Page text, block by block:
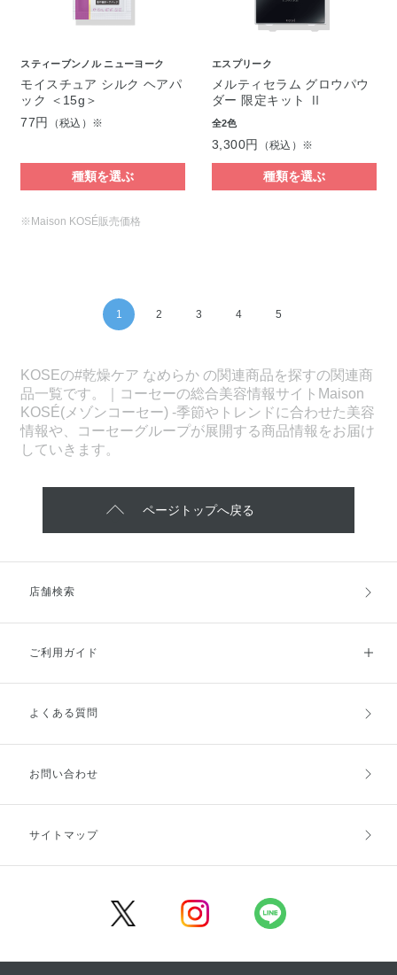
スティーブンノル ニューヨーク
モイスチュア シルク ヘアパ
ック ＜15g＞
77円
（税込）※
種類を選ぶ
エスプリーク
メルティセラム グロウパウ
ダー 限定キット Ⅱ
全2色
3,300円 （税込）※
種類を選ぶ
※Maison KOSÉ販売価格
1 2 3 4 5
KOSEの#乾燥ケア なめらか の関連商品を探すの関連商
品一覧です。｜コーセーの総合美容情報サイトMaison
KOSÉ(メゾンコーセー) -季節やトレンドに合わせた美容
情報や、コーセーグループが展開する商品情報をお届け
していきます。
ページトップへ戻る
店舗検索
ご利用ガイド
ご利用ガイドトップ
お支払方法
キャンセル・返品・交換
よくある質問
お問い合わせ
サイトマップ